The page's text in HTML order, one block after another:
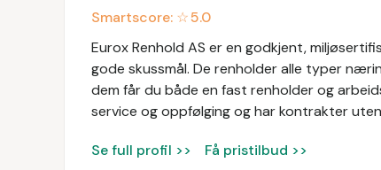
Smartscore: ☆5.0
Eurox Renhold AS er en godkjent,
gode skussmål. De renholder alle typer
dem får du både en fast renholder og
service og oppfølging og har kontrakter
Se full profil >> Få pristilbud >>